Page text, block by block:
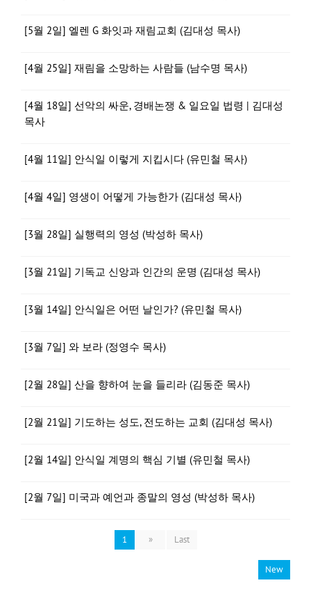
[5월 2일] 엘렌 G 화잇과 재림교회 (김대성 목사)
[4월 25일] 재림을 소망하는 사람들 (남수명 목사)
[4월 18일] 선악의 싸운, 경배논쟁 & 일요일 법령 | 김대성
목사
[4월 11일] 안식일 이렇게 지킵시다 (유민철 목사)
[4월 4일] 영생이 어떻게 가능한가 (김대성 목사)
[3월 28일] 실행력의 영성 (박성하 목사)
[3월 21일] 기독교 신앙과 인간의 운명 (김대성 목사)
[3월 14일] 안식일은 어떤 날인가? (유민철 목사)
[3월 7일] 와 보라 (정영수 목사)
[2월 28일] 산을 향하여 눈을 들리라 (김동준 목사)
[2월 21일] 기도하는 성도, 전도하는 교회 (김대성 목사)
[2월 14일] 안식일 계명의 핵심 기별 (유민철 목사)
[2월 7일] 미국과 예언과 종말의 영성 (박성하 목사)
1 » Last
New